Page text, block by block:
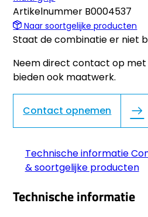
Artikelnummer B0004537
Naar soortgelijke producten
Staat de combinatie er niet
Neem direct contact op met
bieden ook maatwerk.
Contact opnemen
Technische informatie
& soortgelijke producten
Technische informatie